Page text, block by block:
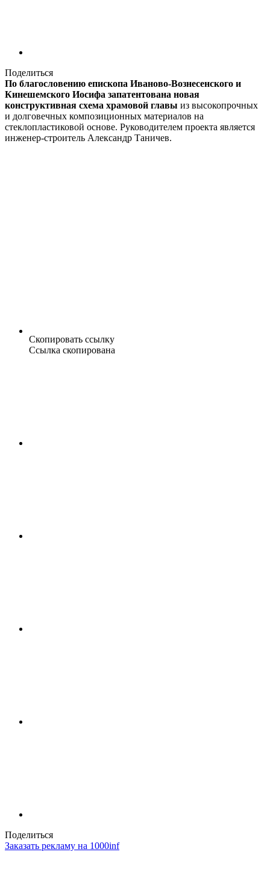
Поделиться
По благословению епископа Иваново-Вознесенского и
Кинешемского Иосифа запатентована новая
конструктивная схема храмовой главы из высокопрочных
и долговечных композиционных материалов на
стеклопластиковой основе. Руководителем проекта является
инженер-строитель Александр Таничев.
Скопировать ссылку
Ссылка скопирована
Поделиться
Заказать рекламу на 1000inf